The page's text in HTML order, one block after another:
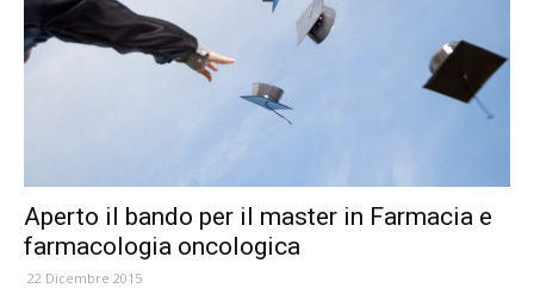
Aperto il bando per il master in Farmacia e
farmacologia oncologica
22 Dicembre 2015